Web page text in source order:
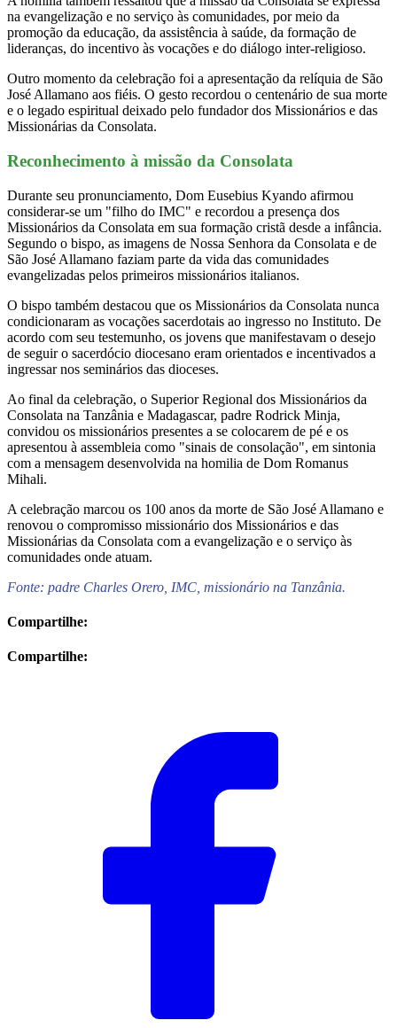
na evangelização e no serviço às comunidades, por meio da
promoção da educação, da assistência à saúde, da formação de
lideranças, do incentivo às vocações e do diálogo inter-religioso.
Outro momento da celebração foi a apresentação da relíquia de São
José Allamano aos fiéis. O gesto recordou o centenário de sua morte
e o legado espiritual deixado pelo fundador dos Missionários e das
Missionárias da Consolata.
Reconhecimento à missão da Consolata
Durante seu pronunciamento, Dom Eusebius Kyando afirmou
considerar-se um "filho do IMC" e recordou a presença dos
Missionários da Consolata em sua formação cristã desde a infância.
Segundo o bispo, as imagens de Nossa Senhora da Consolata e de
São José Allamano faziam parte da vida das comunidades
evangelizadas pelos primeiros missionários italianos.
O bispo também destacou que os Missionários da Consolata nunca
condicionaram as vocações sacerdotais ao ingresso no Instituto. De
acordo com seu testemunho, os jovens que manifestavam o desejo
de seguir o sacerdócio diocesano eram orientados e incentivados a
ingressar nos seminários das dioceses.
Ao final da celebração, o Superior Regional dos Missionários da
Consolata na Tanzânia e Madagascar, padre Rodrick Minja,
convidou os missionários presentes a se colocarem de pé e os
apresentou à assembleia como "sinais de consolação", em sintonia
com a mensagem desenvolvida na homilia de Dom Romanus
Mihali.
A celebração marcou os 100 anos da morte de São José Allamano e
renovou o compromisso missionário dos Missionários e das
Missionárias da Consolata com a evangelização e o serviço às
comunidades onde atuam.
Fonte: padre Charles Orero, IMC, missionário na Tanzânia.
Compartilhe:
Compartilhe: